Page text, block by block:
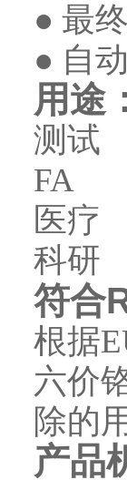
● 最
● 自
用途
测试
FA
医疗
科研
符合
根据
六价
除的
产品